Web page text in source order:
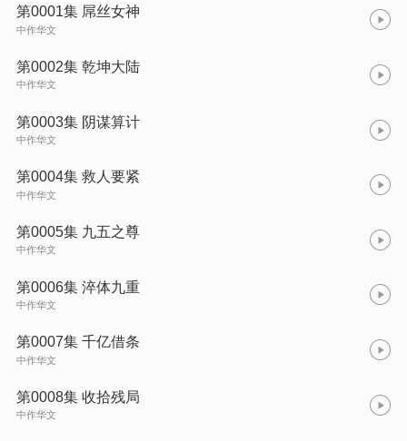
第0001集 屌丝女神
中作华文
第0002集 乾坤大陆
中作华文
第0003集 阴谋算计
中作华文
第0004集 救人要紧
中作华文
第0005集 九五之尊
中作华文
第0006集 淬体九重
中作华文
第0007集 千亿借条
中作华文
第0008集 收拾残局
中作华文